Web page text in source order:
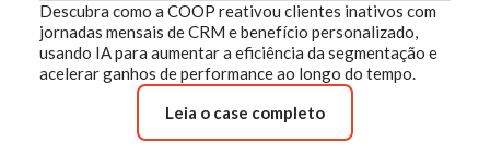
Descubra como a COOP reativou clientes inativos com
jornadas mensais de CRM e benefício personalizado,
usando IA para aumentar a eficiência da segmentação e
acelerar ganhos de performance ao longo do tempo.
Leia o case completo